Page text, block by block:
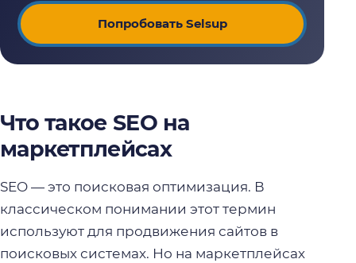
Попробовать Selsup
Что такое SEO на
маркетплейсах
SEO — это поисковая оптимизация. В
классическом понимании этот термин
используют для продвижения сайтов в
поисковых системах. Но на маркетплейсах